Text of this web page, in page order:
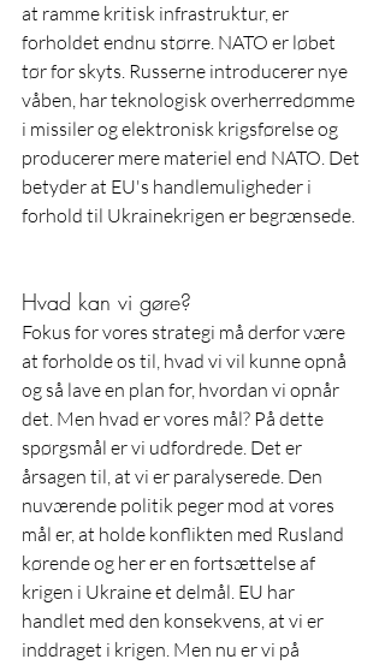
at ramme kritisk infrastruktur, er
forholdet endnu større. NATO er løbet
tør for skyts. Russerne introducerer nye
våben, har teknologisk overherredømme
i missiler og elektronisk krigsførelse og
producerer mere materiel end NATO. Det
betyder at EU's handlemuligheder i
forhold til Ukrainekrigen er begrænsede.
Hvad kan vi gøre?
Fokus for vores strategi må derfor være
at forholde os til, hvad vi vil kunne opnå
og så lave en plan for, hvordan vi opnår
det. Men hvad er vores mål? På dette
spørgsmål er vi udfordrede. Det er
årsagen til, at vi er paralyserede. Den
nuværende politik peger mod at vores
mål er, at holde konflikten med Rusland
kørende og her er en fortsættelse af
krigen i Ukraine et delmål. EU har
handlet med den konsekvens, at vi er
inddraget i krigen. Men nu er vi på